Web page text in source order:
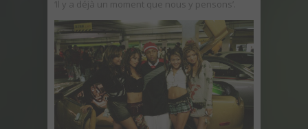
‘Il y a déjà un moment que nous y pensons’.